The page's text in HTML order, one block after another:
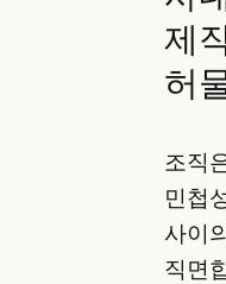
제
허
조직
민첩
사이
직면